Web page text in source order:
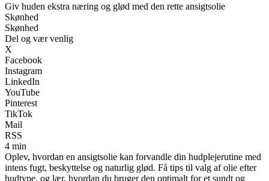
Giv huden ekstra næring og glød med den rette ansigtsolie
Skønhed
Skønhed
Del og vær venlig
X
Facebook
Instagram
LinkedIn
YouTube
Pinterest
TikTok
Mail
RSS
4 min
Oplev, hvordan en ansigtsolie kan forvandle din hudplejerutine med
intens fugt, beskyttelse og naturlig glød. Få tips til valg af olie efter
hudtype, og lær, hvordan du bruger den optimalt for et sundt og